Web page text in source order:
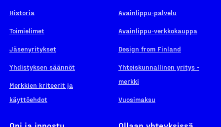
Historia
Toimielimet
Jäsenyritykset
Yhdistyksen säännöt
Merkkien kriteerit ja
käyttöehdot
Avainlippu-palvelu
Avainlippu-verkkokauppa
Design from Finland
Yhteiskunnallinen yritys -
merkki
Vuosimaksu